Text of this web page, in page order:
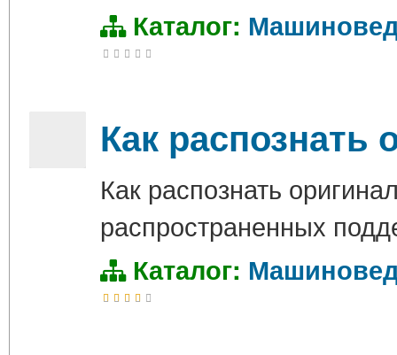
Каталог:
Как распознать
Как распознать
распространенных
Каталог: